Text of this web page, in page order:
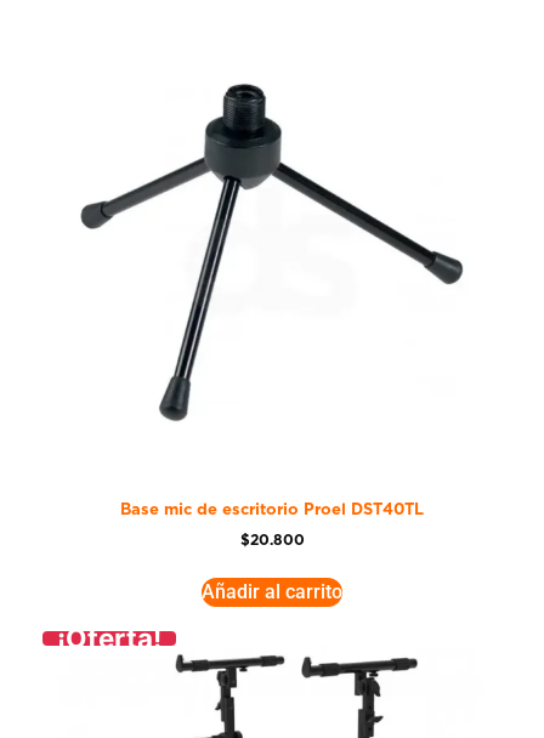
Base mic de escritorio Proel DST40TL
$20.800
Añadir al carrito
¡Oferta!